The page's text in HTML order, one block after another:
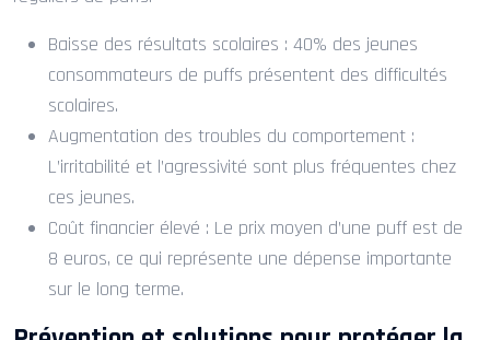
Baisse des résultats scolaires : 40% des jeunes
consommateurs de puffs présentent des difficultés
scolaires.
Augmentation des troubles du comportement :
L’irritabilité et l’agressivité sont plus fréquentes chez
ces jeunes.
Coût financier élevé : Le prix moyen d’une puff est de
8 euros, ce qui représente une dépense importante
sur le long terme.